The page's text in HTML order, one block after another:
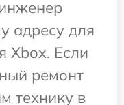
адресу для
Xbox. Если
ремонт
технику в